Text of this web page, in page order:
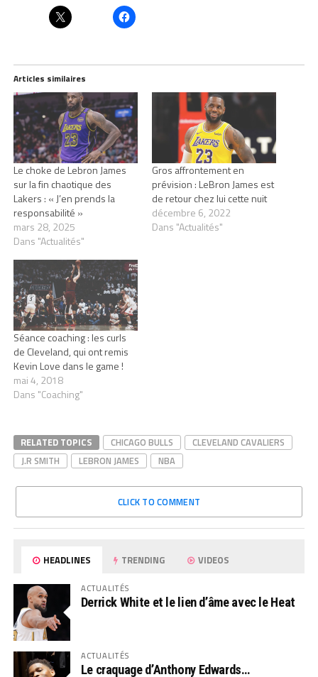
Articles similaires
Le choke de Lebron James
sur la fin chaotique des
Lakers : « J’en prends la
responsabilité »
mars 28, 2025
Dans "Actualités"
Gros affrontement en
prévision : LeBron James est
de retour chez lui cette nuit
décembre 6, 2022
Dans "Actualités"
Séance coaching : les curls
de Cleveland, qui ont remis
Kevin Love dans le game !
mai 4, 2018
Dans "Coaching"
RELATED TOPICS CHICAGO BULLS
CLEVELAND CAVALIERS
J.R SMITH
LEBRON JAMES NBA
CLICK TO COMMENT
HEADLINES TRENDING VIDEOS
ACTUALITÉS
Derrick White et le lien d’âme avec le Heat
ACTUALITÉS
Le craquage d’Anthony Edwards…